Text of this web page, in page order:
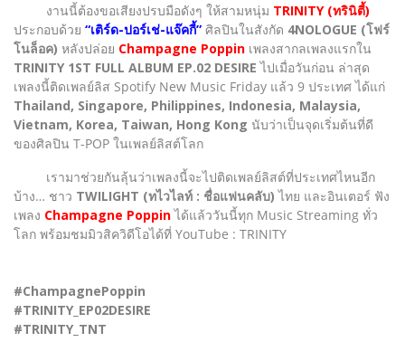
งานนี้ต้องขอเสียงปรบมือดังๆ ให้สามหนุ่ม TRINITY (ทรินิตี้)
ประกอบด้วย “เติร์ด-ปอร์เช่-แจ๊คกี้” ศิลปินในสังกัด 4NOLOGUE (โฟร์
โนล็อค) หลังปล่อย Champagne Poppin เพลงสากลเพลงแรกใน
TRINITY 1ST FULL ALBUM EP.02 DESIRE ไปเมื่อวันก่อน ล่าสุด
เพลงนี้ติดเพลย์ลิส Spotify New Music Friday แล้ว 9 ประเทศ ได้แก่
Thailand, Singapore, Philippines, Indonesia, Malaysia,
Vietnam, Korea, Taiwan, Hong Kong นับว่าเป็นจุดเริ่มต้นที่ดี
ของศิลปิน T-POP ในเพลย์ลิสต์โลก
เรามาช่วยกันลุ้นว่าเพลงนี้จะไปติดเพลย์ลิสต์ที่ประเทศไหนอีก
บ้าง… ชาว TWILIGHT (ทไวไลท์ : ชื่อแฟนคลับ) ไทย และอินเตอร์ ฟัง
เพลง Champagne Poppinได้แล้ววันนี้ทุก Music Streaming ทั่ว
โลก พร้อมชมมิวสิควิดีโอได้ที่ YouTube : TRINITY
#ChampagnePoppin
#TRINITY_EP02DESIRE
#TRINITY_TNT